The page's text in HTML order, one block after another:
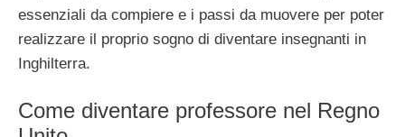
essenziali da compiere e i passi da muovere per poter
realizzare il proprio sogno di diventare insegnanti in
Inghilterra.
Come diventare professore nel Regno